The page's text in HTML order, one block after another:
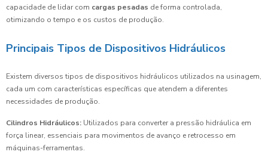
capacidade de lidar com cargas pesadas de forma controlada,
otimizando o tempo e os custos de produção.
Principais Tipos de Dispositivos Hidráulicos
Existem diversos tipos de dispositivos hidráulicos utilizados na usinagem,
cada um com características específicas que atendem a diferentes
necessidades de produção.
Cilindros Hidráulicos: Utilizados para converter a pressão hidráulica em
força linear, essenciais para movimentos de avanço e retrocesso em
máquinas-ferramentas.